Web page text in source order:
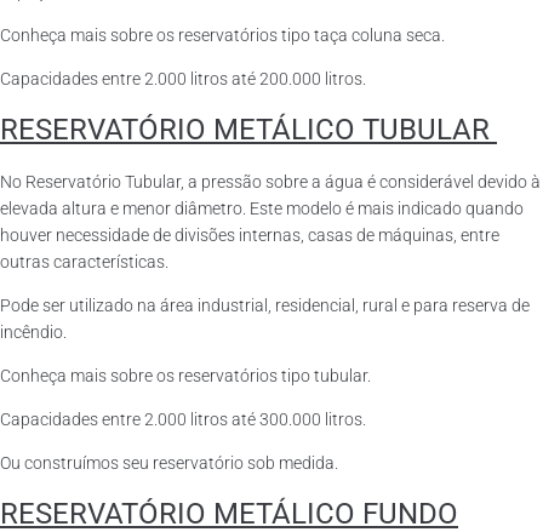
Conheça mais sobre os reservatórios tipo taça coluna seca.
Capacidades entre 2.000 litros até 200.000 litros.
RESERVATÓRIO METÁLICO TUBULAR
No Reservatório Tubular, a pressão sobre a água é considerável devido à
elevada altura e menor diâmetro. Este modelo é mais indicado quando
houver necessidade de divisões internas, casas de máquinas, entre
outras características.
Pode ser utilizado na área industrial, residencial, rural e para reserva de
incêndio.
Conheça mais sobre os reservatórios tipo tubular.
Capacidades entre 2.000 litros até 300.000 litros.
Ou construímos seu reservatório sob medida.
RESERVATÓRIO METÁLICO FUNDO